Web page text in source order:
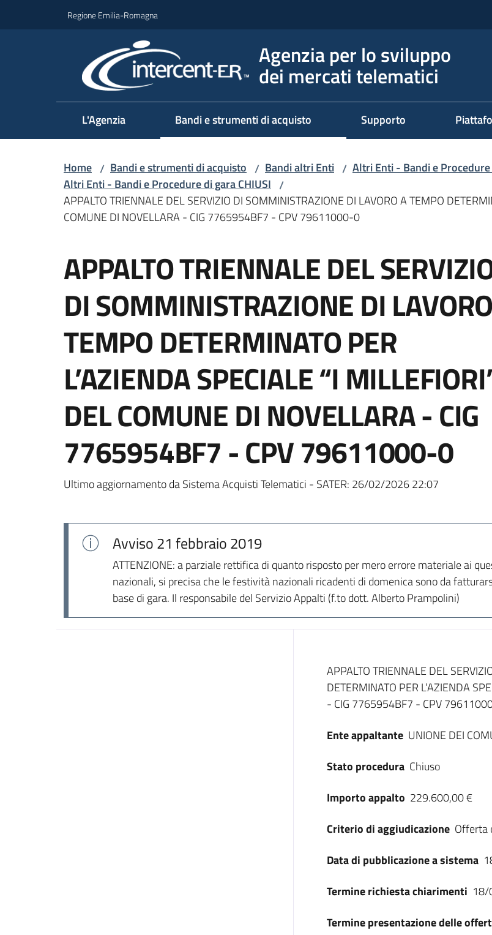
Regione Emilia-Romagna
Agenzia per lo sviluppo
dei mercati telematici
L'Agenzia Bandi e strumenti di acquisto Supporto
Home / Bandi e strumenti di acquisto / Bandi altri Enti / Altri Enti - Bandi e
Altri Enti - Bandi e Procedure di gara CHIUSI /
APPALTO TRIENNALE DEL SERVIZIO DI SOMMINISTRAZIONE DI LAVORO A TEMPO
COMUNE DI NOVELLARA - CIG 7765954BF7 - CPV 79611000-0
APPALTO TRIENNALE DEL
DI SOMMINISTRAZIONE DI
TEMPO DETERMINATO PER
L’AZIENDA SPECIALE “I
DEL COMUNE DI NOVELLARA - CIG
7765954BF7 - CPV 79611000-0
Ultimo aggiornamento da Sistema Acquisti Telematici - SATER: 26/02/2026 22:07
Avviso21 febbraio 2019
ATTENZIONE: a parziale rettifica di quanto risposto per mero errore materiale ai
nazionali, si precisa che le festività nazionali ricadenti di domenica sono da
base di gara. Il responsabile del Servizio Appalti (f.to dott. Alberto Prampolini)
Dati del bando
APPALTO TRIENNALE DEL
DETERMINATO PER L’AZIENDA
- CIG 7765954BF7 - CPV
Ente appaltante UNIONE DEI
Stato procedura Chiuso
Importo appalto 229.600,00 €
Criterio di aggiudicazione Offerta
Data di pubblicazione a sistema
Termine richiesta chiarimenti 18/
Termine presentazione delle